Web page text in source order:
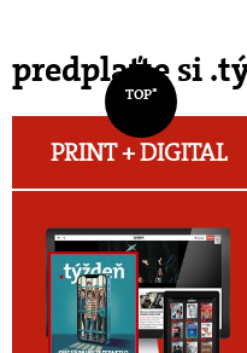
predplaťte si
TOP*
PRINT + DIGITAL